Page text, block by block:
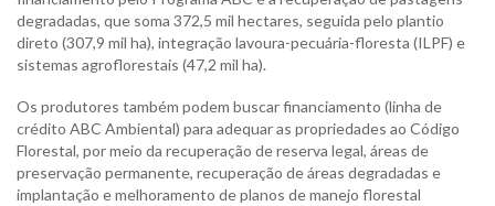
degradadas, que soma 372,5 mil hectares, seguida pelo plantio
direto (307,9 mil ha), integração lavoura-pecuária-floresta (ILPF) e
sistemas agroflorestais (47,2 mil ha).
Os produtores também podem buscar financiamento (linha de
crédito ABC Ambiental) para adequar as propriedades ao Código
Florestal, por meio da recuperação de reserva legal, áreas de
preservação permanente, recuperação de áreas degradadas e
implantação e melhoramento de planos de manejo florestal